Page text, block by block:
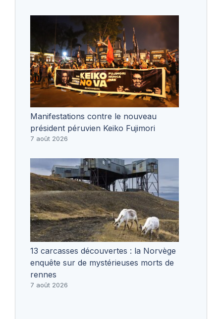
Manifestations contre le nouveau
président péruvien Keiko Fujimori
7 août 2026
13 carcasses découvertes : la Norvège
enquête sur de mystérieuses morts de
rennes
7 août 2026